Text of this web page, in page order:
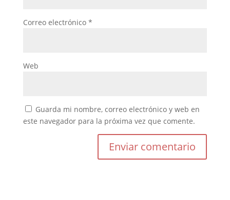
Correo electrónico *
Web
Guarda mi nombre, correo electrónico y web en
este navegador para la próxima vez que comente.